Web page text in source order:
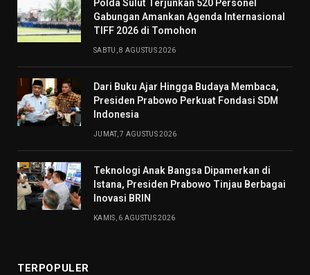
​Polda Sulut Terjunkan 520 Personel
Gabungan Amankan Agenda Internasional
TIFF 2026 di Tomohon
SABTU, 8 AGUSTUS 2026
Dari Buku Ajar Hingga Budaya Membaca,
Presiden Prabowo Perkuat Fondasi SDM
Indonesia
JUMAT, 7 AGUSTUS 2026
Teknologi Anak Bangsa Dipamerkan di
Istana, Presiden Prabowo Tinjau Berbagai
Inovasi BRIN
KAMIS, 6 AGUSTUS 2026
TERPOPULER